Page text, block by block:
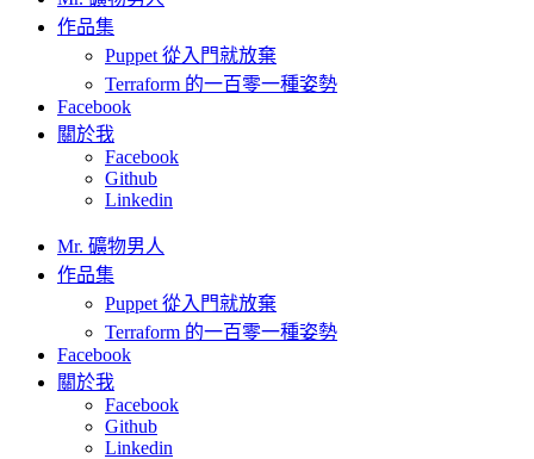
作品集
Puppet 從入門就放棄
Terraform 的一百零一種姿勢
Facebook
關於我
Facebook
Github
Linkedin
Mr. 礦物男人
作品集
Puppet 從入門就放棄
Terraform 的一百零一種姿勢
Facebook
關於我
Facebook
Github
Linkedin